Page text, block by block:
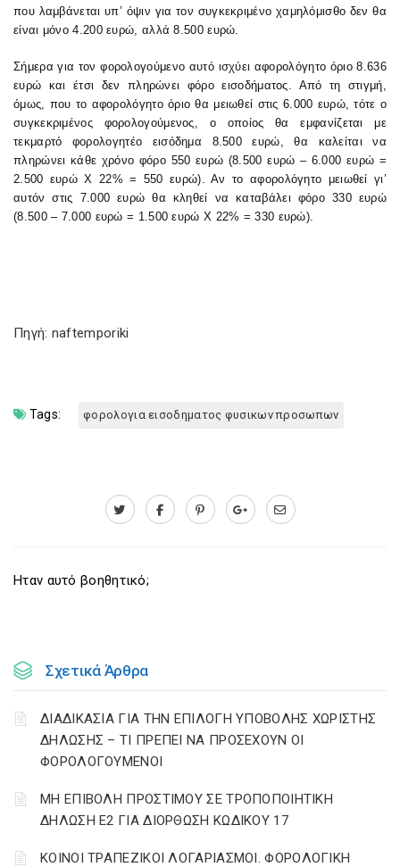
που λαμβάνεται υπ’ όψιν για τον συγκεκριμένο χαμηλόμισθο δεν θα
είναι μόνο 4.200 ευρώ, αλλά 8.500 ευρώ.
Σήμερα για τον φορολογούμενο αυτό ισχύει αφορολόγητο όριο 8.636
ευρώ και έτσι δεν πληρώνει φόρο εισοδήματος. Από τη στιγμή,
όμως, που το αφορολόγητο όριο θα μειωθεί στις 6.000 ευρώ, τότε ο
συγκεκριμένος φορολογούμενος, ο οποίος θα εμφανίζεται με
τεκμαρτό φορολογητέο εισόδημα 8.500 ευρώ, θα καλείται να
πληρώνει κάθε χρόνο φόρο 550 ευρώ (8.500 ευρώ – 6.000 ευρώ =
2.500 ευρώ Χ 22% = 550 ευρώ). Αν το αφορολόγητο μειωθεί γι’
αυτόν στις 7.000 ευρώ θα κληθεί να καταβάλει φόρο 330 ευρώ
(8.500 – 7.000 ευρώ = 1.500 ευρώ Χ 22% = 330 ευρώ).
Πηγή: naftemporiki
Tags: φορολογια εισοδηματος φυσικων προσωπων
Ηταν αυτό βοηθητικό;
Σχετικά Άρθρα
ΔΙΑΔΙΚΑΣΙΑ ΓΙΑ ΤΗΝ ΕΠΙΛΟΓΗ ΥΠΟΒΟΛΗΣ ΧΩΡΙΣΤΗΣ
ΔΗΛΩΣΗΣ – ΤΙ ΠΡΕΠΕΙ ΝΑ ΠΡΟΣΕΧΟΥΝ ΟΙ
ΦΟΡΟΛΟΓΟΥΜΕΝΟΙ
ΜΗ ΕΠΙΒΟΛΗ ΠΡΟΣΤΙΜΟΥ ΣΕ ΤΡΟΠΟΠΟΙΗΤΙΚΗ
ΔΗΛΩΣΗ Ε2 ΓΙΑ ΔΙΟΡΘΩΣΗ ΚΩΔΙΚΟΥ 17
ΚΟΙΝΟΙ ΤΡΑΠΕΖΙΚΟΙ ΛΟΓΑΡΙΑΣΜΟΙ. ΦΟΡΟΛΟΓΙΚΗ